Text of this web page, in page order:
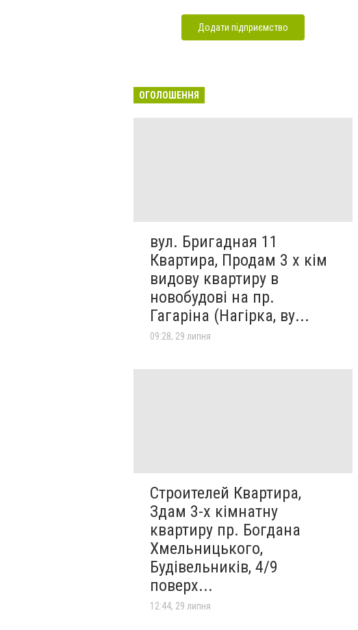
Додати підприємство
ОГОЛОШЕННЯ
вул. Бригадная 11
Квартира, Продам 3 х кім
видову квартиру в
новобудові на пр.
Гагаріна (Нагірка, ву...
09:28, 29 липня
Строителей Квартира,
Здам 3-х кімнатну
квартиру пр. Богдана
Хмельницького,
Будівельників, 4/9
поверх...
12:44, 29 липня